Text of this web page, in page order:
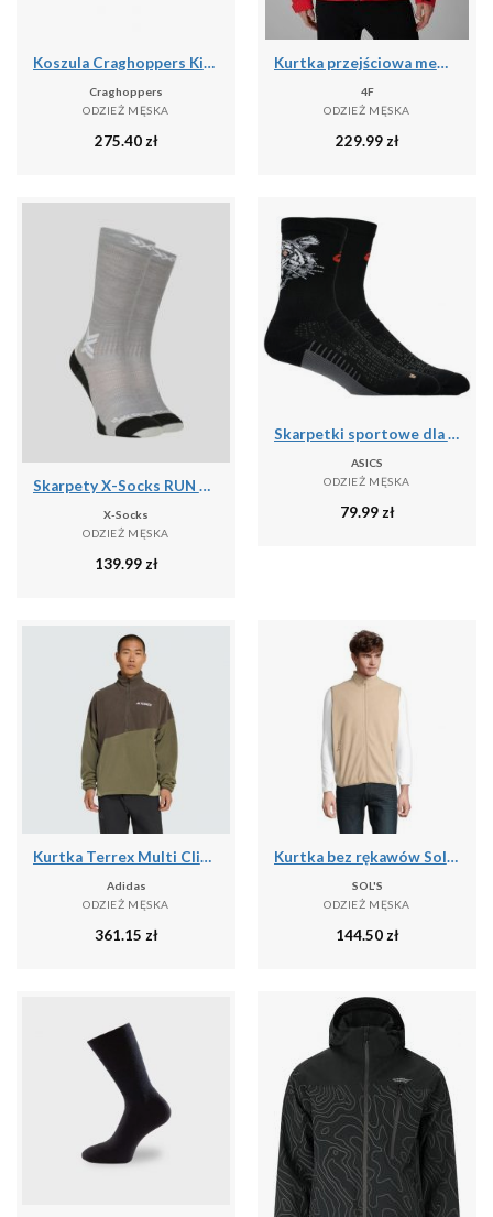
Koszula Craghoppers Kiwi
Craghoppers
ODZIEŻ MĘSKA
275.40zł
Kurtka przejściowa membrana 5000 męska 4F 4FWSS26TTJAM1120
4F
ODZIEŻ MĘSKA
229.99zł
Skarpety X-Socks RUN DISCOVER MERINO CREW G701
X-Socks
ODZIEŻ MĘSKA
139.99zł
Skarpetki sportowe dla dorosłych Performance Run Sock Crew
ASICS
ODZIEŻ MĘSKA
79.99zł
Kurtka Terrex Multi Climawarm Fleece
Adidas
ODZIEŻ MĘSKA
361.15 zł
Kurtka bez rękawów Sol's Factor Bw
SOL'S
ODZIEŻ MĘSKA
144.50zł